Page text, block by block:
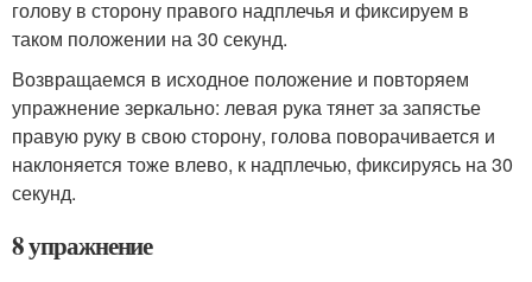
голову в сторону правого надплечья и фиксируем в
таком положении на 30 секунд.
Возвращаемся в исходное положение и повторяем
упражнение зеркально: левая рука тянет за запястье
правую руку в свою сторону, голова поворачивается и
наклоняется тоже влево, к надплечью, фиксируясь на 30
секунд.
8 упражнение